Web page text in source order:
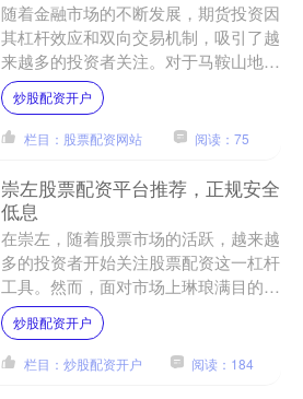
随着金融市场的不断发展，期货投资因
其杠杆效应和双向交易机制，吸引了越
来越多的投资者关注。对于马鞍山地区
的投资者而言，如何选择合适的期货配
资平台，成为提升资金使用....
炒股配资开户
栏目：股票配资网站 阅读：75
崇左股票配资平台推荐，正规安全
低息
在崇左，随着股票市场的活跃，越来越
多的投资者开始关注股票配资这一杠杆
工具。然而，面对市场上琳琅满目的配
资平台，如何选择一家**正规、安全、
低息**的平台，成为投....
炒股配资开户
栏目：炒股配资开户 阅读：184